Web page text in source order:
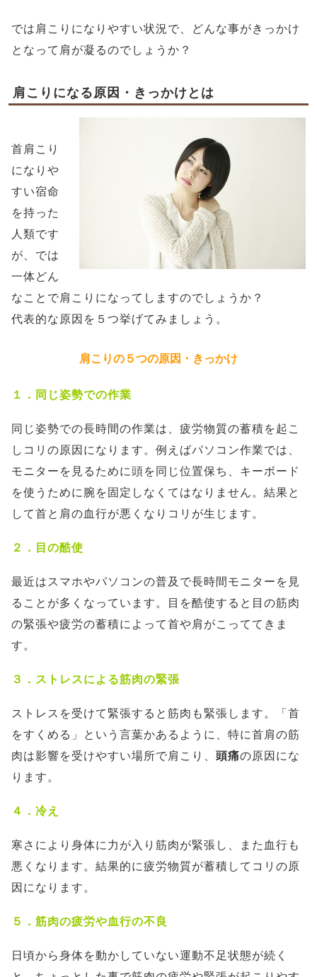
では肩こりになりやすい状況で、どんな事がきっかけ
となって肩が凝るのでしょうか？
肩こりになる原因・きっかけとは
首肩こり
になりや
すい宿命
を持った
人類です
が、では
一体どん
なことで肩こりになってしますのでしょうか？
代表的な原因を５つ挙げてみましょう。
肩こりの５つの原因・きっかけ
１．同じ姿勢での作業
同じ姿勢での長時間の作業は、疲労物質の蓄積を起こ
しコリの原因になります。例えばパソコン作業では、
モニターを見るために頭を同じ位置保ち、キーボード
を使うために腕を固定しなくてはなりません。結果と
して首と肩の血行が悪くなりコリが生じます。
２．目の酷使
最近はスマホやパソコンの普及で長時間モニターを見
ることが多くなっています。目を酷使すると目の筋肉
の緊張や疲労の蓄積によって首や肩がこっててきま
す。
３．ストレスによる筋肉の緊張
ストレスを受けて緊張すると筋肉も緊張します。「首
をすくめる」という言葉かあるように、特に首肩の筋
肉は影響を受けやすい場所で肩こり、 頭痛の原因にな
ります。
４．冷え
寒さにより身体に力が入り筋肉が緊張し、また血行も
悪くなります。結果的に疲労物質が蓄積してコリの原
因になります。
５．筋肉の疲労や血行の不良
日頃から身体を動かしていない運動不足状態が続く